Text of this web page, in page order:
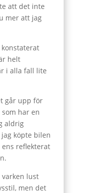
att det inte
mer att jag
konstaterat
helt
i alla fall lite
går upp för
har en
aldrig
köpte bilen
ens reflekterat
lust
men det